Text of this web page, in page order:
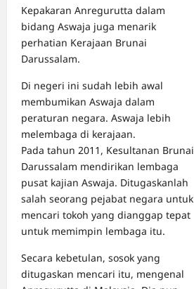
Kepakaran Anregurutta dalam
bidang Aswaja juga menarik
perhatian Kerajaan Brunai
Darussalam.
Di negeri ini sudah lebih awal
membumikan Aswaja dalam
peraturan negara. Aswaja lebih
melembaga di kerajaan.
Pada tahun 2011, Kesultanan Brunai
Darussalam mendirikan lembaga
pusat kajian Aswaja. Ditugaskanlah
salah seorang pejabat negara untuk
mencari tokoh yang dianggap tepat
untuk memimpin lembaga itu.
Secara kebetulan, sosok yang
ditugaskan mencari itu, mengenal